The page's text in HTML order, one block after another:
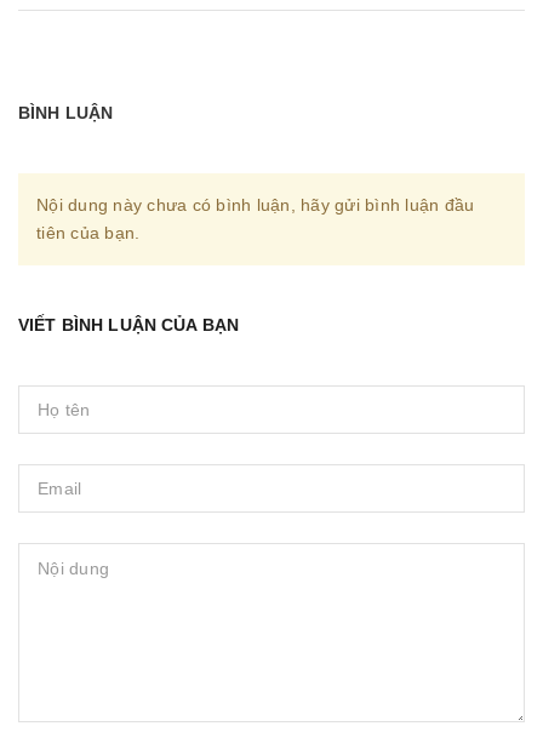
BÌNH LUẬN
Nội dung này chưa có bình luận, hãy gửi bình luận đầu
tiên của bạn.
VIẾT BÌNH LUẬN CỦA BẠN